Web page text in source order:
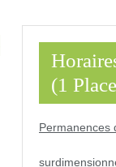
(1
Permanences